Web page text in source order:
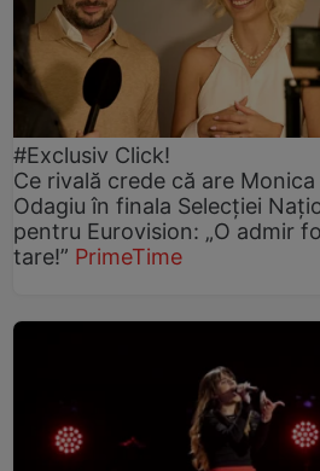
#Exclusiv Click!
Ce rivală crede că are Monica
Odagiu în finala Selecției
pentru Eurovision: „O admir
tare!” PrimeTime